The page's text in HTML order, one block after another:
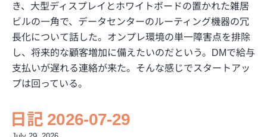
き、大型ディスプレイとホワイトボードの置かれた雑居
ビルの一角で、データセンターのルーティング機器の冗
長化について話した。オンプレ環境の単一障害点を排除
し、将来的な顧客増加に備えたいのだという。DMで給与
支払いが遅れる連絡が来た。そんな感じでスタートアッ
プは回っている。
日記 2026-07-29